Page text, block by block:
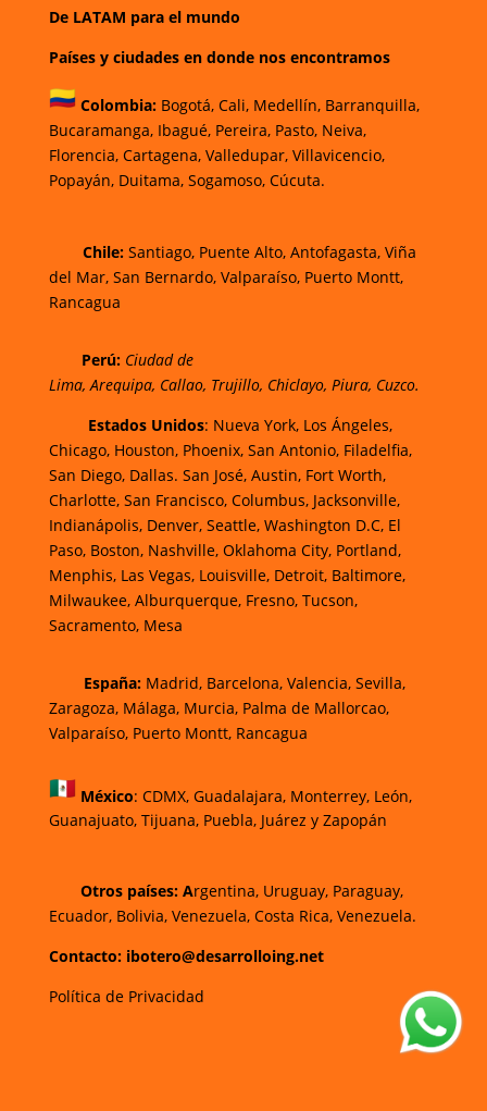
De LATAM para el mundo
Países y ciudades en donde nos encontramos
Colombia: Bogotá,Cali, Medellín, Barranquilla,
Bucaramanga,Ibagué,Pereira,Pasto, Neiva,
Florencia, Cartagena, Valledupar, Villavicencio,
Popayán, Duitama, Sogamoso, Cúcuta.
Chile:Santiago, Puente Alto, Antofagasta, Viña
del Mar, San Bernardo, Valparaíso, Puerto Montt,
Rancagua
Perú: Ciudad de
Lima, Arequipa, Callao, Trujillo, Chiclayo, Piura, Cuzco.
Estados Unidos: Nueva York, Los Ángeles,
Chicago, Houston, Phoenix, San Antonio, Filadelfia,
San Diego, Dallas. San José, Austin, Fort Worth,
Charlotte, San Francisco, Columbus, Jacksonville,
Indianápolis, Denver, Seattle, Washington D.C, El
Paso, Boston, Nashville, Oklahoma City, Portland,
Menphis, Las Vegas, Louisville, Detroit, Baltimore,
Milwaukee, Alburquerque, Fresno, Tucson,
Sacramento, Mesa
España: Madrid, Barcelona, Valencia, Sevilla,
Zaragoza, Málaga, Murcia, Palma de Mallorcao,
Valparaíso, Puerto Montt, Rancagua
México: CDMX, Guadalajara, Monterrey, León,
Guanajuato, Tijuana, Puebla, Juárez y Zapopán
Otros países: Argentina, Uruguay, Paraguay,
Ecuador, Bolivia, Venezuela, Costa Rica, Venezuela.
Contacto: ibotero@desarrolloing.net
Política de Privacidad
w